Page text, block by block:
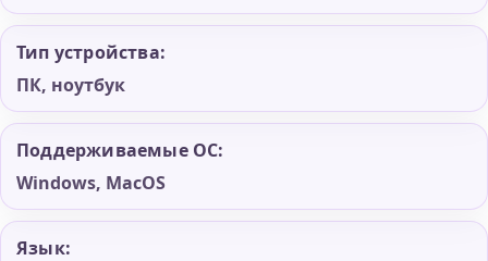
Тип устройства:
ПК, ноутбук
Поддерживаемые ОС:
Windows, MacOS
Язык: